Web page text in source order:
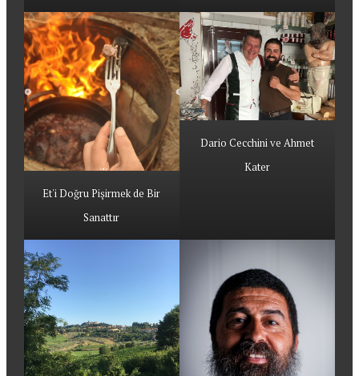
Et'i Doğru Pişirmek de Bir
Sanattır
Dario Cecchini ve Ahmet
Kater